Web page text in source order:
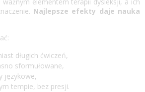
Najlepsze efekty daje nauka
długich ćwiczeń,
sformułowane,
językowe,
tempie, bez presji.